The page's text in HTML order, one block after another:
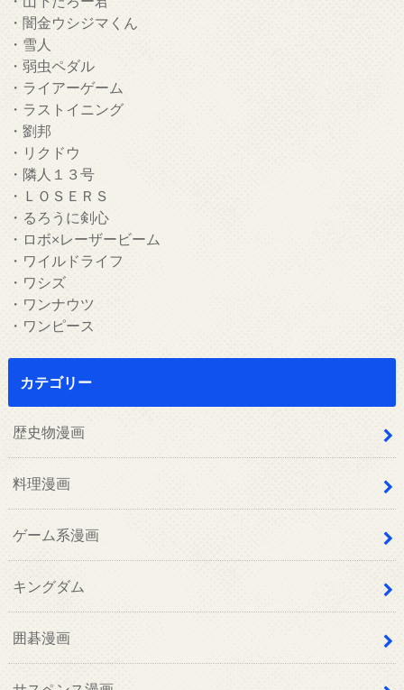
・闇金ウシジマくん
・雪人
・弱虫ペダル
・ライアーゲーム
・ラストイニング
・劉邦
・リクドウ
・隣人１３号
・ＬＯＳＥＲＳ
・るろうに剣心
・ロボ×レーザービーム
・ワイルドライフ
・ワシズ
・ワンナウツ
・ワンピース
カテゴリー
歴史物漫画
料理漫画
ゲーム系漫画
キングダム
囲碁漫画